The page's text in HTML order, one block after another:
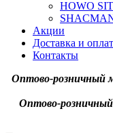
HOWO
Акции
Доставка и
Контакты
Оптово-розничный
Оптово-